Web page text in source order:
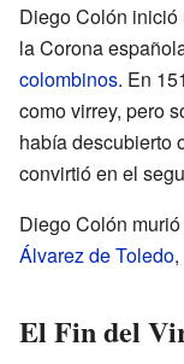
Diego Colón
la Corona
colombinos. En
como virrey, pero
había descubierto
convirtió en el
Diego Colón
Álvarez de Toledo
El Fin del